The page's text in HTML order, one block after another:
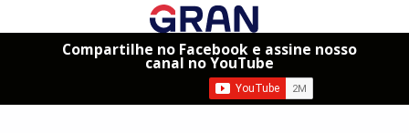
Compartilhe no Facebook e assine nosso
canal no YouTube